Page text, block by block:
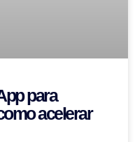
para
acelerar